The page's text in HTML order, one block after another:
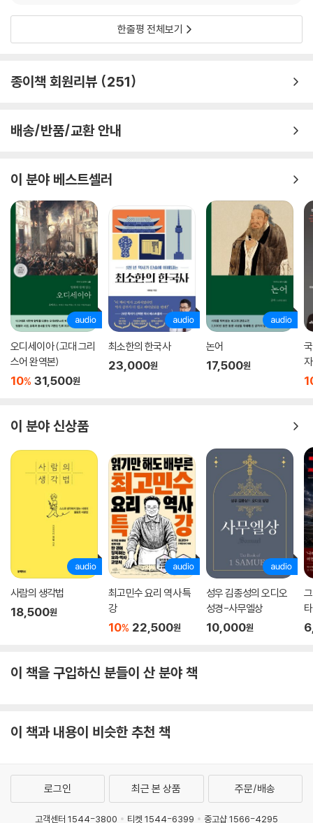
후기. 위대한 유산에 대한 감사
참고문헌.
치인, 행정가이기 이전에 누구보다 뜨거웠던 청년 유시민의 모습을 만나게
될 것이다. “세상은 진보하고 있을까?”, “민주주의는 무엇일까?”, “인간
고 “앞으로 어떻게 살아야 할까?” 청춘의 유시민이 고전을 통해서 답을 찾
고자 했던 질문들이다. 오늘의 청춘이라고 이와 같은 고민이 없을 리 없다.
수도 있지 않을까?
청년 유시민의 이정표가 되어준 위대한 고전 15
이 책은 유시민이 ‘청년 시절 읽었던 고전을 다시 읽어보면 어떨까? 시대도
변하고 나이도 들었으니 뭔가 다르지 않을까?’라는 생각에 손때 묻은 책들
을 다시 펴보면서 시작되었다. 다시 꺼내 든 책은 예전과는 다른 사뭇 다른
모습으로 다가왔다. 당시에는 미처 보지 못했거나 외면했던 부분이 강한
울림을 주었다. 똑같은 책을 다시 읽었지만 결코 똑같은 책이 아니었던 셈
이다. 표도르 도스토옙스키 『죄와 벌』에서는, 처음 읽었을 때만 해도 기억
에 남지 않았던 인물 두냐가 눈길을 끈다. 그의 행동에서 평범한 사람 다수
가 모여 사회를 지탱하고 나아가 변화시킨다는 사실을 깨닫는다. 『맹자』를
다루는 대목에서도 ‘청년 유시민’의 관점과 ‘오늘날의 유시민’의 관점 차이
가 확연하게 드러난다. 대학생 당시 읽었을 때는 백성을 모든 가치들 중 가
장 위에 놓은 ‘혁명적 사상가’ 맹자에게 강한 인상을 받았지만, 다시 읽었을
하고 오늘날의 유시민이 답하는 형식의 대화를 보는 듯한 기분이 들기도
한다. 저자는 젊은 시절에 다윈을 읽지 않았다고 고백한다. 『종의 기원』을
막상 읽지 않았지만 진화론에 대해서 잘 안다고 여겼고, 진화론이 우생학
의 이론적 토대가 되었다는 점에 거부감이 들었기 때문이다. 사실상 “다윈
에 대해 별로 아는 게 없었”다는 증거였다. 연륜이 쌓인 뒤 이 책을 읽으며
과거의 오해와 무지를 반성함과 동시에, 인간은 이기적인 본능을 가진 존
재이지만 또한 이타적인 존재라는 사실을 인지해야 한다고 말한다.
15번째 꼭지로 『자유론』 신규 수록
‘계엄의 밤’을 지새며 다시금 느낀 자유의 소중함
서도 여러 차례 『자유론』을 인용한 바 있는 유시민은 이렇게 답한다. “12·3
당연하다고 여겨왔던 것이 사실은 당연한 것이 아님을 깨닫는 시간이었다.
자유를 강조하며 “이 세 가지 자유를 원칙적으로 존중하지 않으면 정부 형
태가 어떠하든 자유로운 사회라고 할 수 없다”라고 말했다.
한줄평 전체보기
종이책 회원리뷰 251
배송/반품/교환 안내
이 분야 베스트셀러
오디세이아 (고대 그리
스어 완역본)
10% 31,500원
최소한의 한국사
23,000원
논어
17,500원
이 분야 신상품
사람의 생각법
18,500원
최고민수 요리 역사 특
강
10% 22,500원
성우 김종성의 오디오
성경-사무엘상
10,000원
다
이 책을 구입하신 분들이 산 분야 책
이 책과 내용이 비슷한 추천 책
로그인 최근 본 상품 주문/배송
고객센터 1544-3800 티켓 1544-6399 중고샵 1566-4295